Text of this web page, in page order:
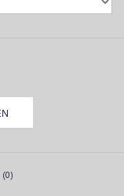
(0)